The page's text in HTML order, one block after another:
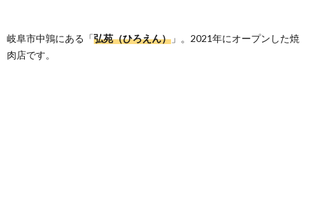
岐阜市中鶉にある「弘苑（ひろえん） 」。2021年にオープンした焼
肉店です。